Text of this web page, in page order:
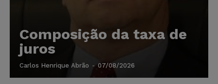
Composição da taxa de
juros
Carlos Henrique Abrão - 07/08/2026